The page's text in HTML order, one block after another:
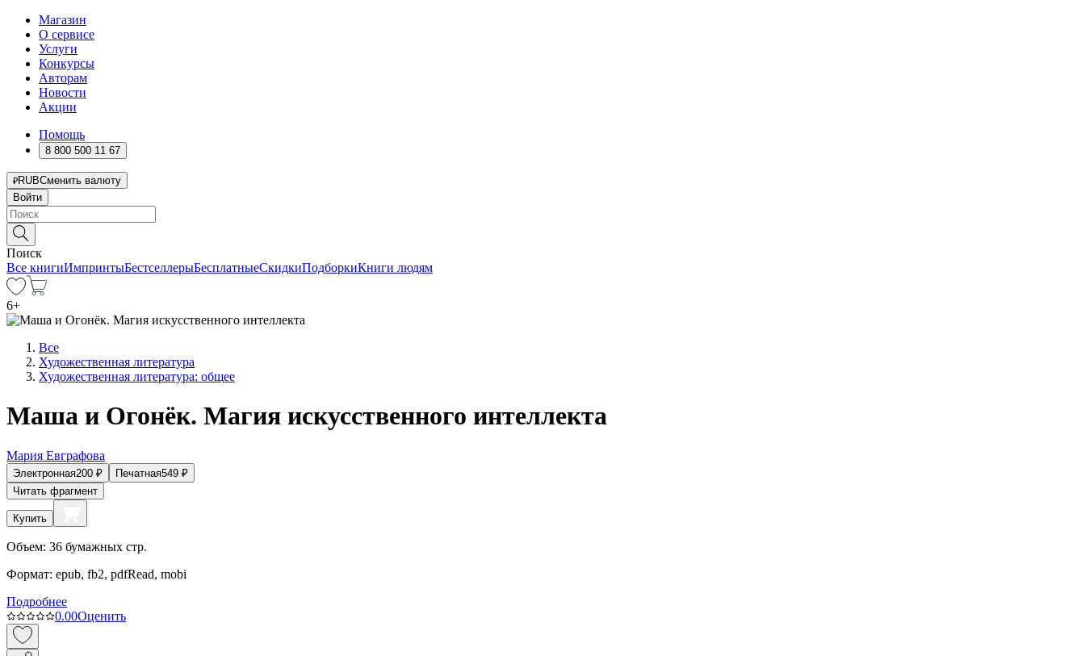
Магазин
О сервисе
Услуги
Конкурсы
Авторам
Новости
Акции
Помощь
8 800 500 11 67
RUBСменить валюту
Войти
Поиск
Все книгиИмпринтыБестселлерыБесплатныеСкидкиПодборкиКниги людям
6+
Все
Художественная литература
Художественная литература: общее
Маша и Огонёк. Магия искусственного интеллекта
Мария Евграфова
Электронная200 ₽ Печатная549 ₽
Читать фрагмент
Купить
Объем: 36 бумажных стр.
Формат: epub, fb2, pdfRead, mobi
Подробнее
0.00Оценить